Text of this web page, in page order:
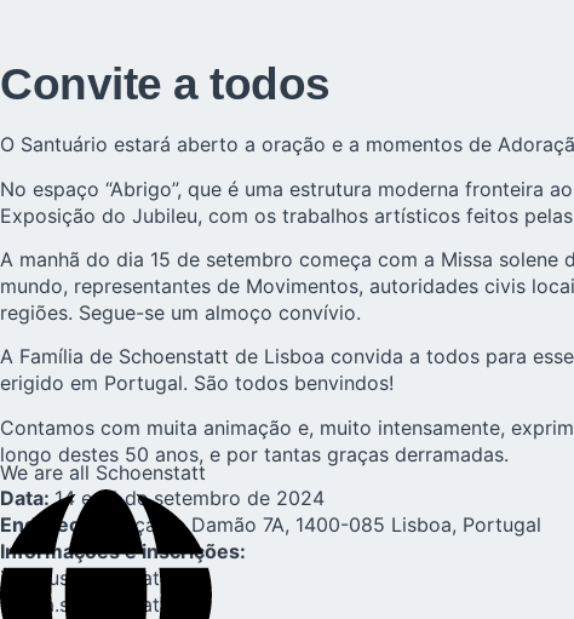
Convite a todos
O Santuário estará aberto a oração e a momentos de
No espaço “Abrigo”, que é uma estrutura moderna fronteira
Exposição do Jubileu, com os trabalhos artísticos feitos
A manhã do dia 15 de setembro começa com a Missa
mundo, representantes de Movimentos, autoridades civis
regiões. Segue-se um almoço convívio.
A Família de Schoenstatt de Lisboa convida a todos para
erigido em Portugal. São todos benvindos!
Contamos com muita animação e, muito intensamente,
longo destes 50 anos, e por tantas graças derramadas.
Data:14 e 15 de setembro de 2024
Endereço:
Praça de Damão 7A, 1400-085 Lisboa, Portugal
Informações e inscrições:
jubileuschoenstatt.pt
lisboa.schoenstatt.pt
We are all Schoenstatt